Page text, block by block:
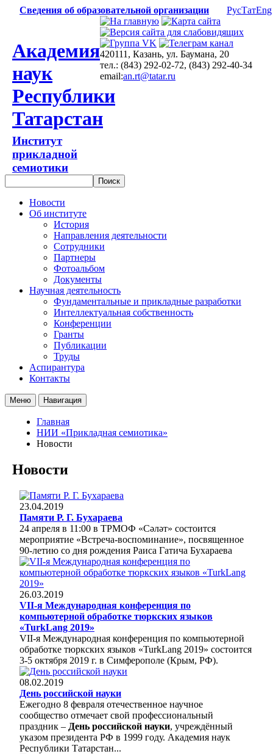
Сведения об образовательной организации РусТатEng
Академия
наук
Республики
Татарстан
Институт
прикладной
семиотики
420111, Казань, ул. Баумана, 20
тел.: (843) 292-02-72, (843) 292-40-34
email:an.rt@tatar.ru
Новости
Об институте
История
Направления деятельности
Сотрудники
Партнеры
Фотоальбом
Документы
Научная деятельность
Фундаментальные и прикладные разработки
Интеллектуальная собственность
Конференции
Гранты
Публикации
Труды
Аспирантура
Контакты
Меню Навигация
Главная
НИИ «Прикладная семиотика»
Новости
Новости
23.04.2019
Памяти Р. Г. Бухараева
24 апреля в 11:00 в ТРМОФ «Сәләт» состоится
мероприятие «Встреча-воспоминание», посвященное
90-летию со дня рождения Раиса Гатича Бухараева
26.03.2019
VII-я Международная конференция по
компьютерной обработке тюркских языков
«TurkLang 2019»
VII-я Международная конференция по компьютерной
обработке тюркских языков «TurkLang 2019» состоится
3-5 октября 2019 г. в Симферополе (Крым, РФ).
08.02.2019
День российской науки
Ежегодно 8 февраля отечественное научное
сообщество отмечает свой профессиональный
праздник – День российской науки, учреждённый
указом президента РФ в 1999 году. Академия наук
Республики Татарстан...